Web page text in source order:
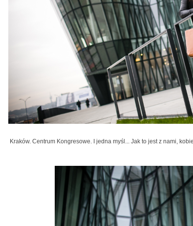
Kraków. Centrum Kongresowe. I jedna myśl... Jak to jest z nami,